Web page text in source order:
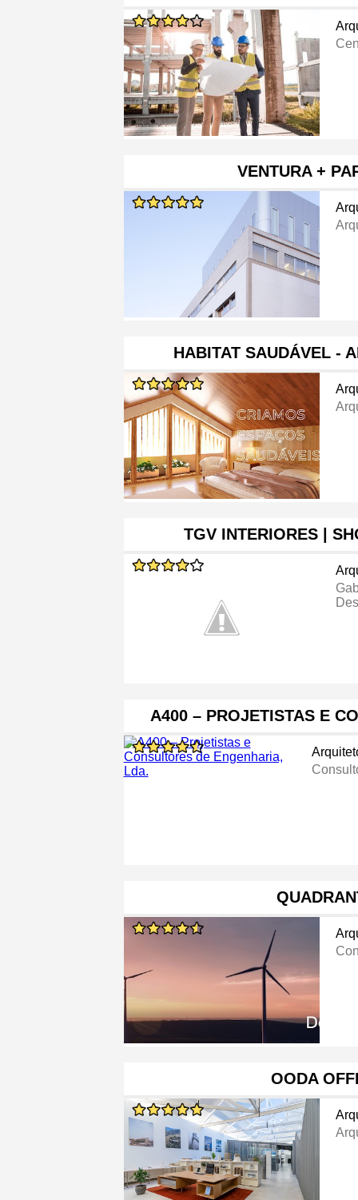
VENTURA +
HABITAT SAUDÁVEL -
TGV INTERIORES |
A400 – PROJETISTAS E
OODA